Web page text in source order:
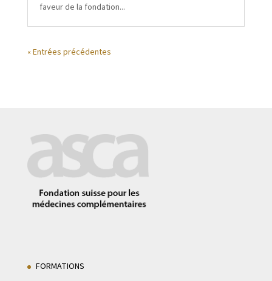
faveur de la fondation...
« Entrées précédentes
FORMATIONS